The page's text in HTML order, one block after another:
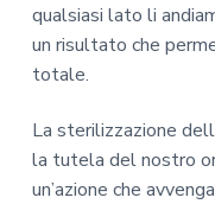
qualsiasi lato li
un risultato che
totale.
La sterilizzazione
la tutela del nostro
un’azione che